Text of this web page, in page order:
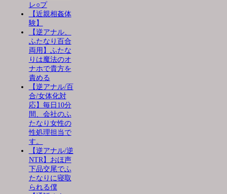
レ○プ
【近親相姦体
験】
【逆アナル、
ふたなり百合
両用】ふたな
りは魔法のオ
ナホで貴方を
責める
【逆アナル/百
合/女体化対
応】毎日10分
間、会社のふ
たなり女性の
性処理担当で
す。
【逆アナル/逆
NTR】おほ声
下品交尾でふ
たなりに寝取
られる僕